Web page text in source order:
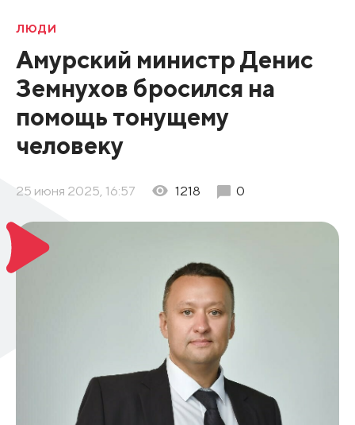
ЛЮДИ
Амурский министр Денис
Земнухов бросился на
помощь тонущему
человеку
25 июня 2025, 16:57 1218 0